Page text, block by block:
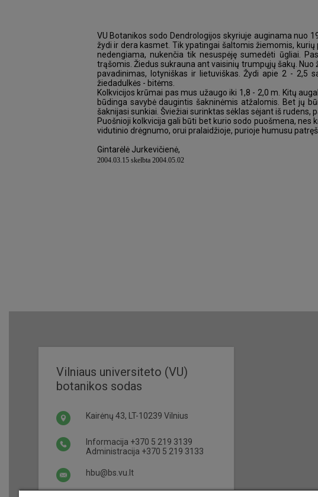
VU Botanikos sodo Dendrologijos skyriuje auginama nuo
žydi ir dera kasmet. Tik ypatingai šaltomis žiemomis,
nedengiama, nukenčia tik nesuspėję sumedėti ūgliai.
trąšomis. Žiedus sukrauna ant vaisinių trumpųjų šakų.
pavadinimas, lotyniškas ir lietuviškas. Žydi apie 2 - 2,5
žiedadulkės - bitėms.
Kolkvicijos krūmai pas mus užaugo iki 1,8 - 2,0 m. Kitų
būdinga savybė daugintis šakninėmis atžalomis. Bet jų
šaknijasi sunkiai. Šviežiai surinktas sėklas sėjant iš rudens,
Puošnioji kolkvicija gali būti bet kurio sodo puošmena,
vidutinio drėgnumo, orui pralaidžioje, purioje humusu
Gintarėlė Jurkevičienė,
2004.03.15 skelbta 2004.05.02
Vilniaus universiteto (VU)
botanikos sodas
Kairėnų 43, LT-10239 Vilnius
Informacija +370 5 219 3139
Administracija +370 5 219 3133
hbu@bs.vu.lt